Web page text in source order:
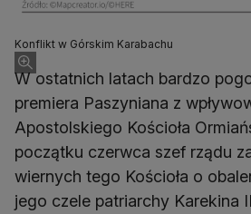
Konflikt w Górskim Karabachu
W ostatnich latach bardzo
premiera Paszyniana z
Apostolskiego Kościoła
początku czerwca szef rządu
wiernych tego Kościoła o
jego czele patriarchy Karekina